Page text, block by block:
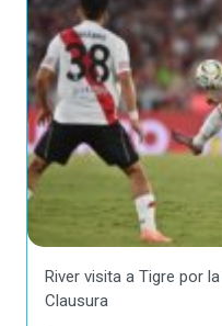
River visita a Tigre por
Clausura